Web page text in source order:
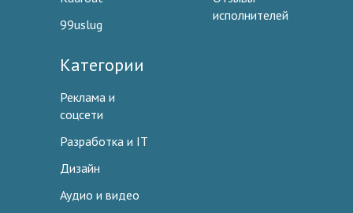
99uslug
исполнителей
Категории
Реклама и
соцсети
Разработка и IT
Дизайн
Аудио и видео